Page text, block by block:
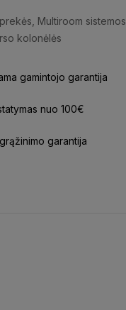
Multiroom sistemos
kolonėlės
gamintojo garantija
nuo 100€
garantija